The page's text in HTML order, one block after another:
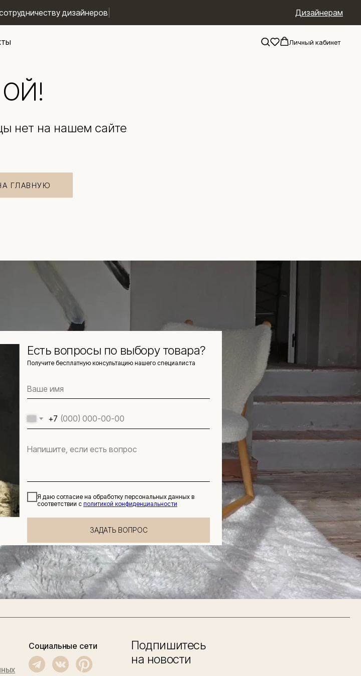
Дизайнерам
|
Личный кабинет
ОЙ!
нет на нашем сайте
ГЛАВНУЮ
+7
Я даю согласие на обработку персональных данных в
соответствии с политикой конфиденциальности
ЗАДАТЬ ВОПРОС
Получите бесплатную консультацию нашего специалиста
Есть вопросы по выбору товара?
Подпишитесь
на новости
Социальные сети